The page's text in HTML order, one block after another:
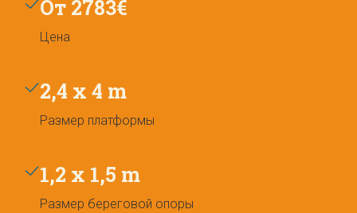
Oт 2783€
Цена
2,4 x 4 m
Размер платформы
1,2 x 1,5 m
Размер береговой опоры